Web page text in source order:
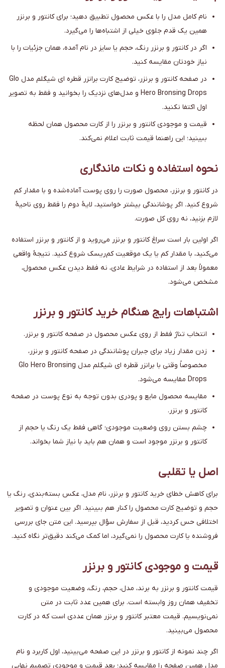
نام کامل مدل را با عکس محصول تطبیق دهید؛ برای کانتور و برنزر
همین یک قدم جلوی خیلی از اشتباه‌ها را می‌گیرد.
اگر در کانتور و برنزر رنگ، حجم یا سایز در نام آمده، همان جزئیات را با
نیاز خودتان مقایسه کنید.
در صفحه کانتور و برنزر، توضیح کارت برانزر قطره ای شیگلم مدل Glo
Hero Bronsing Drops و مدل‌های نزدیک را بخوانید و فقط به تصویر
اول اکتفا نکنید.
قیمت و موجودی کانتور و برنزر را از کارت محصول همان لحظه
ببینید؛ این راهنما قیمت ثابت اعلام نمی‌کند.
نحوه استفاده و نکات ماندگاری
در کانتور و برنزر، محصول صورت را روی پوست آماده‌شده و با مقدار کم
شروع کنید. اگر پوشانندگی بیشتر خواستید، لایهٔ دوم را فقط روی ناحیهٔ
لازم بزنید، نه روی کل صورت.
اگر اولین بار است سراغ کانتور و برنزر می‌روید و از کانتور و برنزر استفاده
می‌کنید، با مقدار کم یا یک موقعیت کم‌ریسک شروع کنید. نتیجهٔ واقعی
معمولاً بعد از استفاده در شرایط عادی، نه فقط دیدن عکس محصول،
مشخص می‌شود.
اشتباهات رایج هنگام خرید کانتور و برنزر
انتخاب تناژ فقط از روی عکس محصول در صفحه کانتور و برنزر.
زدن مقدار زیاد برای جبران پوشانندگی در صفحه کانتور و برنزر،
مخصوصاً وقتی با برانزر قطره ای شیگلم مدل Glo Hero Bronsing
Drops مقایسه می‌شود.
مقایسه محصول مایع و پودری بدون توجه به نوع پوست در صفحه
کانتور و برنزر.
چشم بستن روی وضعیت موجودی؛ گاهی فقط یک رنگ یا حجم از
کانتور و برنزر موجود است و همان هم باید با نیاز شما بخواند.
اصل یا تقلبی
برای کاهش خطای خرید کانتور و برنزر، نام مدل، عکس بسته‌بندی، رنگ یا
حجم و توضیح کارت محصول را کنار هم ببینید. اگر بین عنوان و تصویر
اختلافی حس کردید، قبل از سفارش سؤال بپرسید. این متن جای بررسی
فروشنده یا کارت محصول را نمی‌گیرد، اما کمک می‌کند دقیق‌تر نگاه کنید.
قیمت و موجودی کانتور و برنزر
قیمت کانتور و برنزر به برند، مدل، حجم، رنگ، وضعیت موجودی و
تخفیف همان روز وابسته است. برای همین عدد ثابت در متن
نمی‌نویسیم. قیمت معتبر کانتور و برنزر همان عددی است که در کارت
محصول می‌بینید.
اگر چند نمونه از کانتور و برنزر در این صفحه می‌بینید، اول کاربرد و نام
مدل همین صفحه را مقایسه کنید؛ بعد قیمت و موجودی تصمیم نهایی